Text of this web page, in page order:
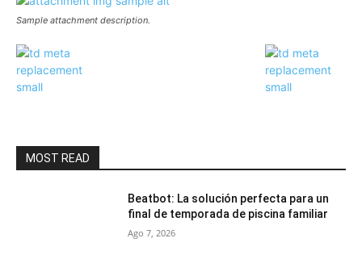
Sample attachment description.
MOST READ
Beatbot: La solución perfecta para un
final de temporada de piscina familiar
Ago 7, 2026